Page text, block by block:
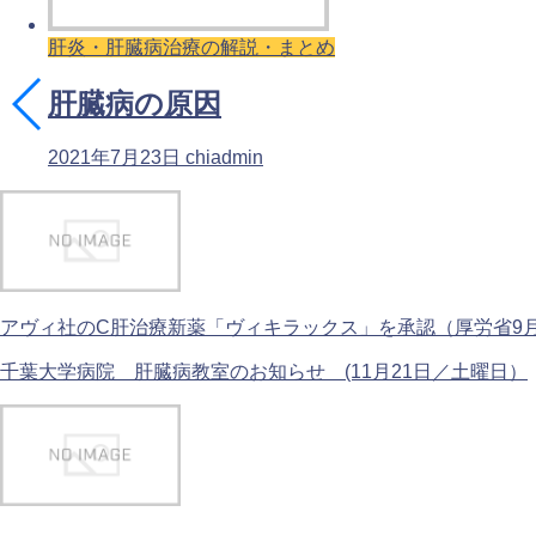
肝炎・肝臓病治療の解説・まとめ
肝臓病の原因
2021年7月23日 chiadmin
アヴィ社のC肝治療新薬「ヴィキラックス」を承認（厚労省9
千葉大学病院 肝臓病教室のお知らせ (11月21日／土曜日）